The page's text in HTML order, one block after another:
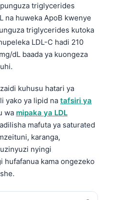
triglycerides
na huweka ApoB kwenye
triglycerides kutoka
LDL-C hadi 210
dL baada ya kuongeza
kuhusu hatari ya
yako ya lipid na tafsiri ya
wa mipaka ya LDL
mafuta ya saturated
karanga,
nyingi
hufafanua kama ongezeko